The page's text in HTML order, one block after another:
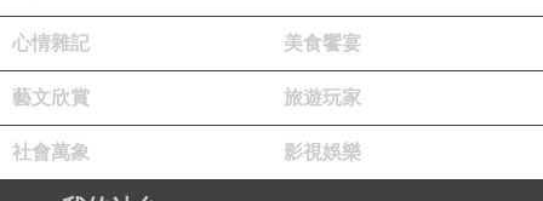
法海啊
我兒無恙否？
（祭塔）
心情雜記 美食饗宴
藝文欣賞 旅遊玩家
社會萬象 影視娛樂